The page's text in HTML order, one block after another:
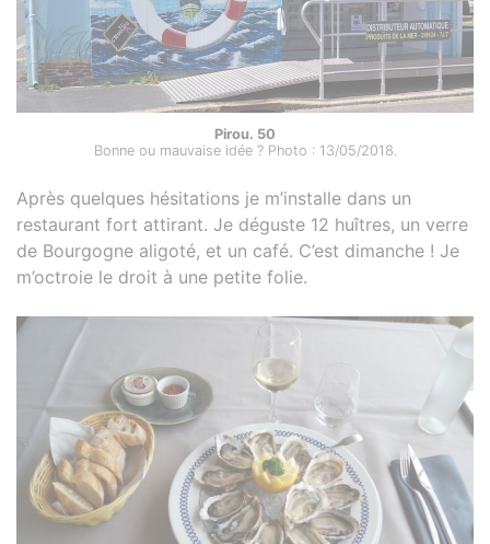
Pirou. 50
Bonne ou mauvaise idée ? Photo : 13/05/2018.
Après quelques hésitations je m’installe dans un
restaurant fort attirant. Je déguste 12 huîtres, un verre
de Bourgogne aligoté, et un café. C’est dimanche ! Je
m’octroie le droit à une petite folie.